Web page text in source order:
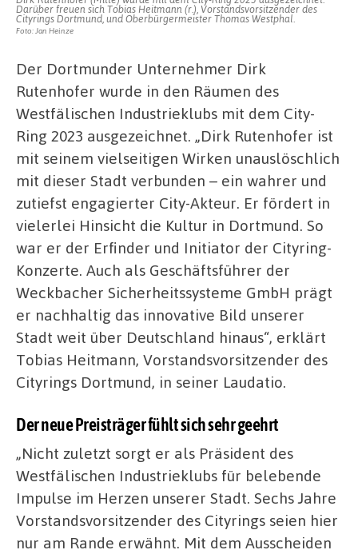
Darüber freuen sich Tobias Heitmann (r.), Vorstandsvorsitzender des
Cityrings Dortmund, und Oberbürgermeister Thomas Westphal.
Foto: Jan Heinze
Der Dortmunder Unternehmer Dirk
Rutenhofer wurde in den Räumen des
Westfälischen Industrieklubs mit dem City-
Ring 2023 ausgezeichnet. „Dirk Rutenhofer ist
mit seinem vielseitigen Wirken unauslöschlich
mit dieser Stadt verbunden – ein wahrer und
zutiefst engagierter City-Akteur. Er fördert in
vielerlei Hinsicht die Kultur in Dortmund. So
war er der Erfinder und Initiator der Cityring-
Konzerte. Auch als Geschäftsführer der
Weckbacher Sicherheitssysteme GmbH prägt
er nachhaltig das innovative Bild unserer
Stadt weit über Deutschland hinaus“, erklärt
Tobias Heitmann, Vorstandsvorsitzender des
Cityrings Dortmund, in seiner Laudatio.
Der neue Preisträger fühlt sich sehr geehrt
„Nicht zuletzt sorgt er als Präsident des
Westfälischen Industrieklubs für belebende
Impulse im Herzen unserer Stadt. Sechs Jahre
Vorstandsvorsitzender des Cityrings seien hier
nur am Rande erwähnt. Mit dem Ausscheiden